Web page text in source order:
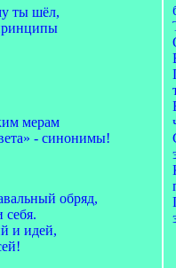
ты шёл,
мерам
- синонимы!
обряд,
и идей,